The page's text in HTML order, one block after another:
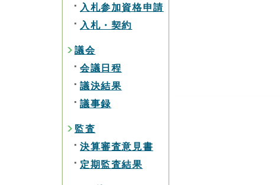
入札参加資格申請
入札・契約
議会
会議日程
議決結果
議事録
監査
決算審査意見書
定期監査結果